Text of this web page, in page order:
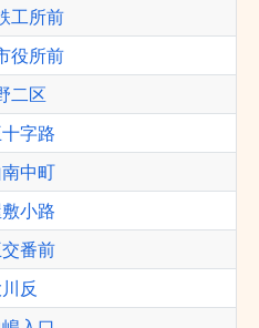
工所前
役所前
二区
字路
中町
小路
番前
反